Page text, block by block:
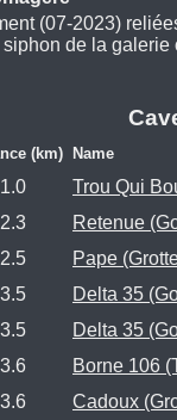
(07-2023)
de la
(km) Name
1.0 Trou Qui
2.3
Retenue
2.5
Pape
3.5
Delta 35
3.5
Delta 35
3.6
Borne 106
3.6
Cadoux